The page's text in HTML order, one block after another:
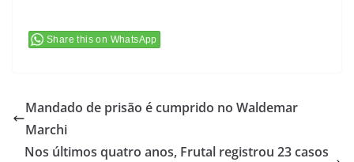
Share this on WhatsApp
Mandado de prisão é cumprido no Waldemar
Marchi
Nos últimos quatro anos, Frutal registrou 23 casos